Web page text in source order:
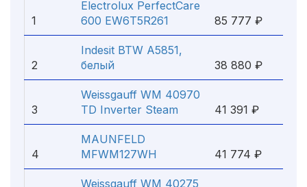
1
Electrolux PerfectCare
600 EW6T5R261
85 777 ₽
2
Indesit BTW A5851,
белый
38 880 ₽
3
Weissgauff WM 40970
TD Inverter Steam
41 391 ₽
4
MAUNFELD
MFWM127WH
41 774 ₽
Weissgauff WM 40275